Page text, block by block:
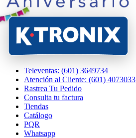
Televentas: (601) 3649734
Atención al Cliente: (601) 4073033
Rastrea Tu Pedido
Consulta tu factura
Tiendas
Catálogo
PQR
Whatsapp